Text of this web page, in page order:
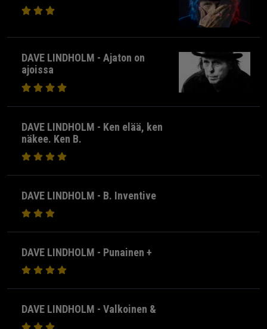
DAVE LINDHOLM - Ajaton on
ajoissa
DAVE LINDHOLM - Ken elää, ken
näkee. Ken B.
DAVE LINDHOLM - B. Inventive
DAVE LINDHOLM - Punainen +
DAVE LINDHOLM - Valkoinen &